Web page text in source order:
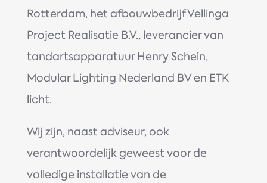
Rotterdam, het afbouwbedrijf Vellinga
Project Realisatie B.V., leverancier van
tandartsapparatuur Henry Schein,
Modular Lighting Nederland BV en ETK
licht.
Wij zijn, naast adviseur, ook
verantwoordelijk geweest voor de
volledige installatie van de